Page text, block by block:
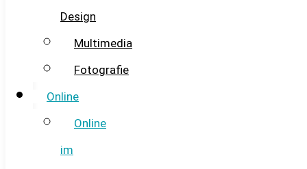
Design
Multimedia
Fotografie
Online
Online
im